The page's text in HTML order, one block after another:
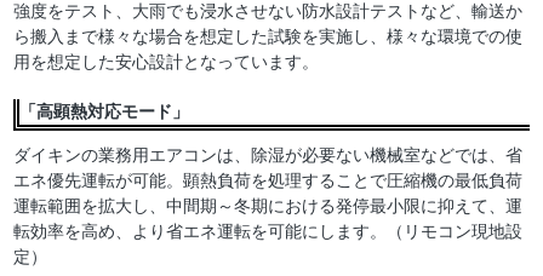
強度をテスト、大雨でも浸水させない防水設計テストなど、輸送か
ら搬入まで様々な場合を想定した試験を実施し、様々な環境での使
用を想定した安心設計となっています。
「高顕熱対応モード」
ダイキンの業務用エアコンは、除湿が必要ない機械室などでは、省
エネ優先運転が可能。顕熱負荷を処理することで圧縮機の最低負荷
運転範囲を拡大し、中間期～冬期における発停最小限に抑えて、運
転効率を高め、より省エネ運転を可能にします。（リモコン現地設
定）